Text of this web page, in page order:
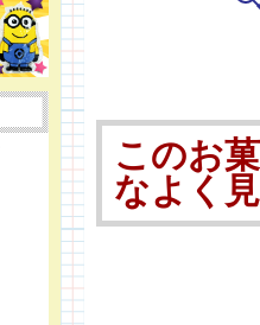
このお
なよく